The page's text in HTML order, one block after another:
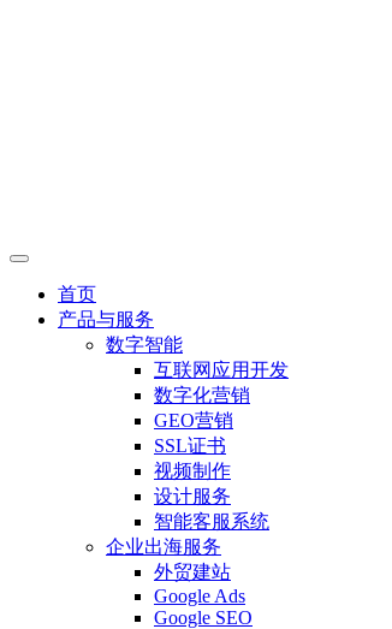
首页
产品与服务
数字智能
互联网应用开发
数字化营销
GEO营销
SSL证书
视频制作
设计服务
智能客服系统
企业出海服务
外贸建站
Google Ads
Google SEO